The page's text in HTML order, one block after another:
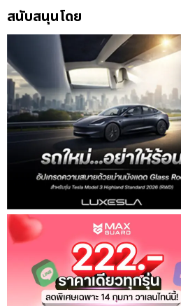
สนับสนุนโดย